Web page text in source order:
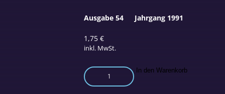
1,75€
inkl. MwSt.
Gibt
es
In den Warenkorb
Ausgabe 54 Jahrgang 1991